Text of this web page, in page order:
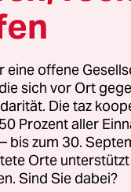
Handelsblatt
Abgang
von
einer
in
schließen
offene
sich vor Ort
Die taz
Prozent aller
bis zum 30.
Orte
Sind Sie dabei?